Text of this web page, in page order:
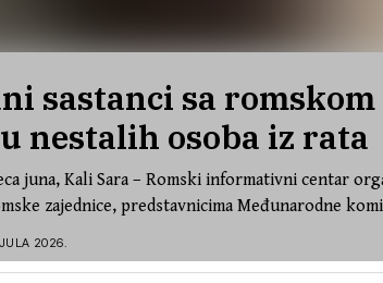
sastanci sa
nestalih osoba iz rata
juna, Kali Sara – Romski informativni centar
zajednice, predstavnicima Međunarodne
2026.